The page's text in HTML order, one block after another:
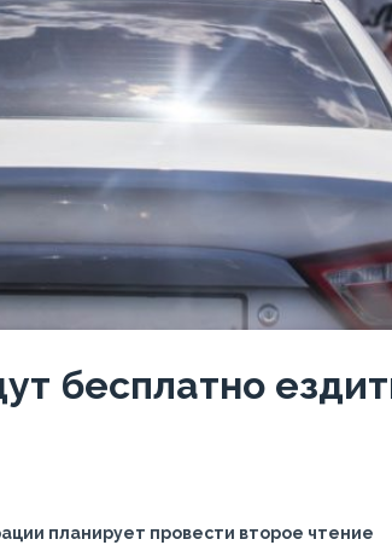
бесплатно
планирует провести второе чтение